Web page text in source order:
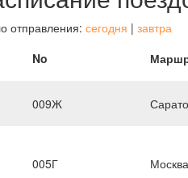
отправления: сегодня | завтра
No
009Ж
005Г